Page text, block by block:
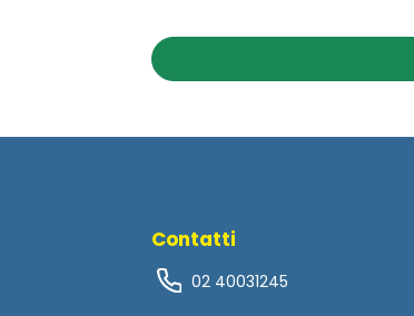
Contatti
02 40031245